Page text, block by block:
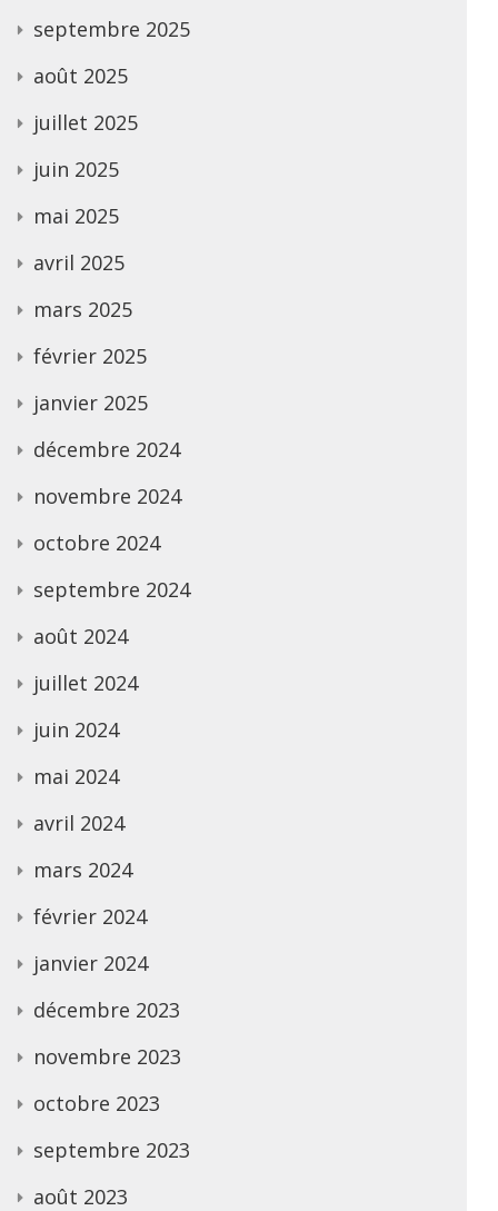
septembre 2025
août 2025
juillet 2025
juin 2025
mai 2025
avril 2025
mars 2025
février 2025
janvier 2025
décembre 2024
novembre 2024
octobre 2024
septembre 2024
août 2024
juillet 2024
juin 2024
mai 2024
avril 2024
mars 2024
février 2024
janvier 2024
décembre 2023
novembre 2023
octobre 2023
septembre 2023
août 2023